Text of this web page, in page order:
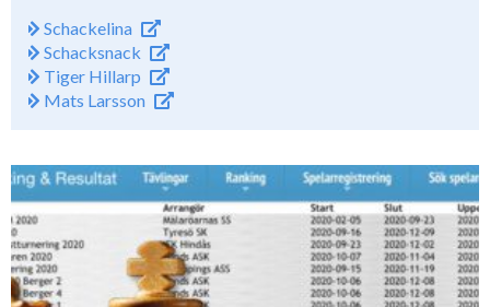
Schackelina
Schacksnack
Tiger Hillarp
Mats Larsson